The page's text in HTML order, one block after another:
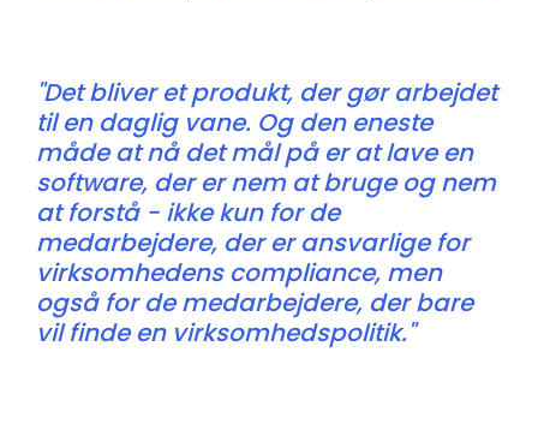
"Det bliver et produkt, der gør arbejdet
til en daglig vane. Og den eneste
måde at nå det mål på er at lave en
software, der er nem at bruge og nem
at forstå - ikke kun for de
medarbejdere, der er ansvarlige for
virksomhedens compliance, men
også for de medarbejdere, der bare
vil finde en virksomhedspolitik."